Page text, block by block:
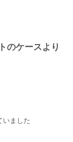
のケースより
いました